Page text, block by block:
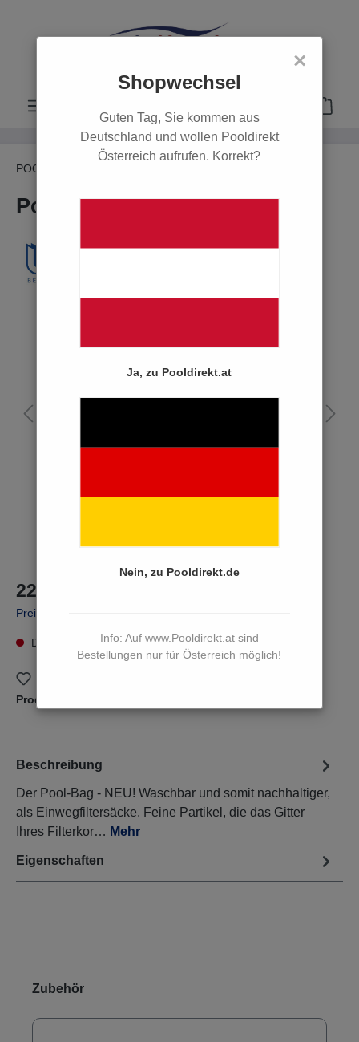
×
Shopwechsel
Guten Tag, Sie kommen aus
Deutschland und wollen Pooldirekt
Österreich aufrufen. Korrekt?
Ja, zu Pooldirekt.at
Nein, zu Pooldirekt.de
Info: Auf www.Pooldirekt.at sind
Bestellungen nur für Österreich möglich!
POOL
Pool-Bag
22,90 €*
Preise inkl. MwSt. zzgl. Versandkosten
Dieser Artikel kann derzeit nicht bestellt werden
Produktnummer:
Beschreibung
Der Pool-Bag - NEU! Waschbar und somit nachhaltiger,
als Einwegfiltersäcke. Feine Partikel, die das Gitter
Ihres Filterkor… Mehr
Eigenschaften
Produktgalerie überspringen
Zubehör